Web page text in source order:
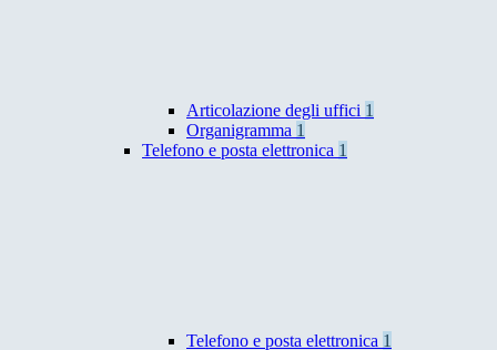
Articolazione degli uffici 1
Organigramma 1
Telefono e posta elettronica 1
Telefono e posta elettronica 1